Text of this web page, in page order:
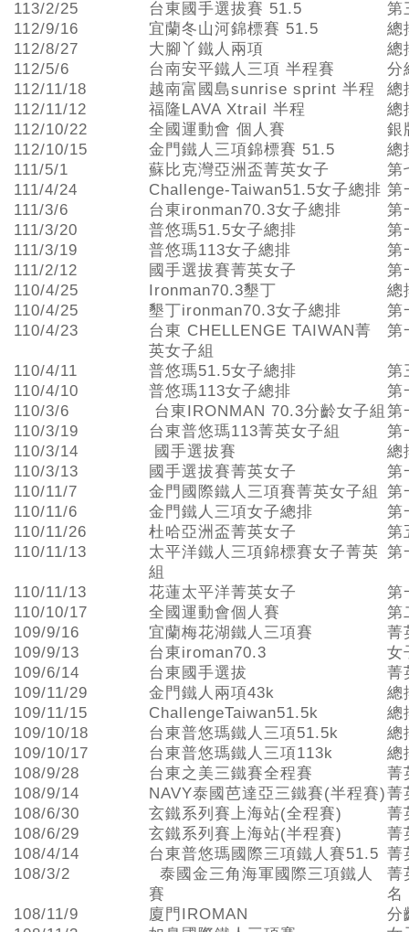
113/2/25
台東國手選拔賽 51.5
第
112/9/16
宜蘭冬山河錦標賽 51.5
總
112/8/27
大腳丫鐵人兩項
總
112/5/6
台南安平鐵人三項 半程賽
分
112/11/18
越南富國島sunrise sprint 半程
總
112/11/12
福隆LAVA Xtrail 半程
總
112/10/22
全國運動會 個人賽
銀
112/10/15
金門鐵人三項錦標賽 51.5
總
111/5/1
蘇比克灣亞洲盃菁英女子
第
111/4/24
Challenge-Taiwan51.5女子總排 第
111/3/6
台東ironman70.3女子總排
第
111/3/20
普悠瑪51.5女子總排
第
111/3/19
普悠瑪113女子總排
第
111/2/12
國手選拔賽菁英女子
第
110/4/25
Ironman70.3墾丁
總
110/4/25
墾丁ironman70.3女子總排
第
110/4/23
台東 CHELLENGE TAIWAN菁
英女子組
第
110/4/11 普悠瑪51.5女子總排
第
110/4/10
普悠瑪113女子總排
第
110/3/6
台東IRONMAN 70.3分齡女子組 第
110/3/19
台東普悠瑪113菁英女子組
第
110/3/14
國手選拔賽
總
110/3/13
國手選拔賽菁英女子
第
110/11/7
金門國際鐵人三項賽菁英女子組
第
110/11/6
金門鐵人三項女子總排
第
110/11/26
杜哈亞洲盃菁英女子
第
110/11/13
太平洋鐵人三項錦標賽女子菁英
組
第
110/11/13 花蓮太平洋菁英女子
第
110/10/17
全國運動會個人賽
第
109/9/16
宜蘭梅花湖鐵人三項賽
菁
109/9/13
台東iroman70.3
女
109/6/14
台東國手選拔
菁
109/11/29
金門鐵人兩項43k
總
109/11/15
ChallengeTaiwan51.5k
總
109/10/18
台東普悠瑪鐵人三項51.5k
總
109/10/17
台東普悠瑪鐵人三項113k
總
108/9/28
台東之美三鐵賽全程賽
菁
108/9/14
NAVY泰國芭達亞三鐵賽(半程賽)菁
108/6/30
玄鐵系列賽上海站(全程賽)
菁
108/6/29
玄鐵系列賽上海站(半程賽)
菁
108/4/14
台東普悠瑪國際三項鐵人賽51.5 菁
108/3/2
泰國金三角海軍國際三項鐵人
賽
菁
名
108/11/9
廈門IROMAN
分